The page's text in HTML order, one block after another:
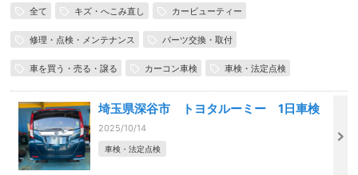
全て キズ・へこみ直し カービューティー
修理・点検・メンテナンス パーツ交換・取付
車を買う・売る・譲る カーコン車検 車検・法定点検
埼玉県深谷市 トヨタルーミー 1日車検
2025/10/14
車検・法定点検